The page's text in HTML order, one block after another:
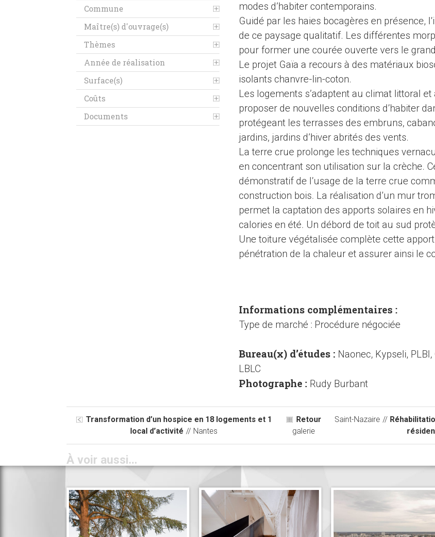
Commune
Maître(s) d'ouvrage(s)
Thèmes
Année de réalisation
Surface(s)
Coûts
Documents
modes d’habiter contemporains.
Guidé par les haies bocagères en présence,
de ce paysage qualitatif. Les différentes
pour former une courée ouverte vers le
Le projet Gaïa a recours à des matériaux
isolants chanvre-lin-coton.
Les logements s’adaptent au climat littoral
proposer de nouvelles conditions d’habiter
protégeant les terrasses des embruns,
jardins, jardins d’hiver abrités des vents.
La terre crue prolonge les techniques
en concentrant son utilisation sur la crèche.
démonstratif de l’usage de la terre crue
construction bois. La réalisation d’un mur
permet la captation des apports solaires en
calories en été. Un débord de toit au sud
Une toiture végétalisée complète cette
pénétration de la chaleur et assurer ainsi le
Informations complémentaires :
Type de marché : Procédure négociée
Bureau(x) d’études : Naonec, Kypseli,
LBLC
Photographe : Rudy Burbant
Transformation d’un hospice en 18 logements et 1
local d’activité // Nantes
Retour
galerie
Saint-Nazaire //
À voir aussi...